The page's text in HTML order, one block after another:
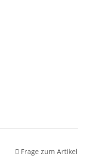
Frage zum Artikel